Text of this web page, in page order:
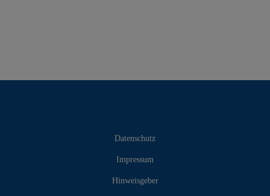
Datenschutz
Impressum
Hinweisgeber